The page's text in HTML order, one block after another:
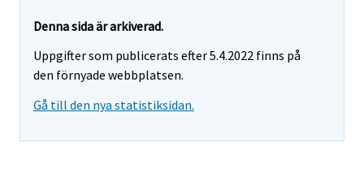
Denna sida är arkiverad.
Uppgifter som publicerats efter 5.4.2022 finns på
den förnyade webbplatsen.
Gå till den nya statistiksidan.